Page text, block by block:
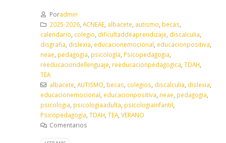
Poradmin
2025-2026, ACNEAE, albacete autismo becas
calendario colegio dificultaddeaprendizaje discalculia
disgrafia dislexia educacionemocional educacionpositiva
neae pedagogia psicología Psicopedagogia
reeducaciondellenguaje reeducacionpedagogica TDAH
TEA
albacete AUTISMO becas colegios discalculia dislexia
educacionemocional educacionpositiva neae pedagogia
psicologia psicologiaadulta psicologiainfantil
Psicopedagogia TDAH TEA VERANO
Comentarios